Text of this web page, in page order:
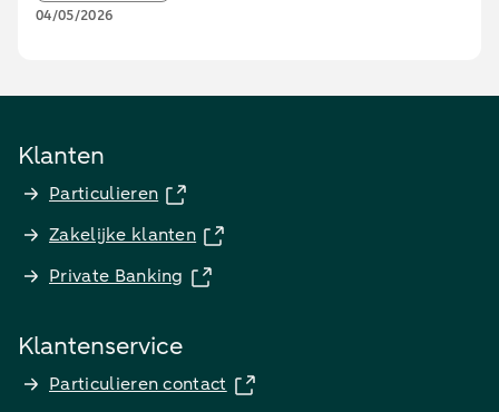
04/05/2026
Klanten
Particulieren
Zakelijke klanten
Private Banking
Klantenservice
Particulieren contact